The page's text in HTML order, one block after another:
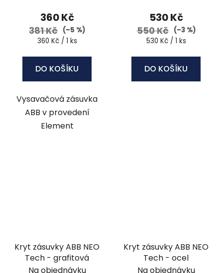
360 Kč
381 Kč (–5 %)
Měrná
360 Kč / 1 ks
DO KOŠÍKU
Vysavačová zásuvka
ABB v provedení
Element
530 Kč
550 Kč
(–3 %)
Měrná
530 Kč / 1 ks
DO KOŠÍKU
Kryt zásuvky ABB NEO
Tech - grafitová
Na objednávku
Kryt zásuvky ABB NEO
Tech - ocel
Na objednávku